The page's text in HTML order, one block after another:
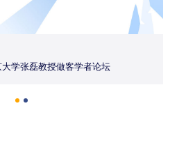
学张磊教授做客学者论坛